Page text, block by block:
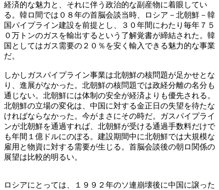
経済的な魅力と、それに伴う政治的な副産物に着眼してい
る。韓ロ間では０８年の首脳会談当時、ロシア－北朝鮮－韓
国パイプライン建設を前提とし、３０年間にわたり毎年７５
０万トンのガスを輸出するという了解覚書が締結された。韓
国としてはガス需要の２０％を安く輸入できる魅力的な事業
だ。
しかしガスパイプライン事業は北朝鮮の核問題が足かせとな
り、進展がなかった。北朝鮮の核問題では政経分離の名分も
通じない。北朝鮮には体制の安全が経済よりも優先される。
北朝鮮の立場の変化は、中国に対する金正日の失望を待たな
ければならなかった。今がまさにその時だ。ガスパイプライ
ンが北朝鮮を通過すれば、北朝鮮が受ける通過手数料だけで
も年間１億ドルにのぼる。建設期間中に北朝鮮では大規模な
雇用と物資に対する需要が生じる。首脳会談後の朝ロ関係の
展望は比較的明るい。
ロシアにとっては、１９９２年のソ連崩壊後に中国に譲った